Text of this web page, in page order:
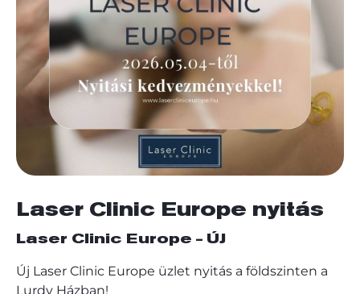
Laser Clinic Europe nyitás
Laser Clinic Europe - ÚJ
Új Laser Clinic Europe üzlet nyitás a földszinten a
Lurdy Házban!